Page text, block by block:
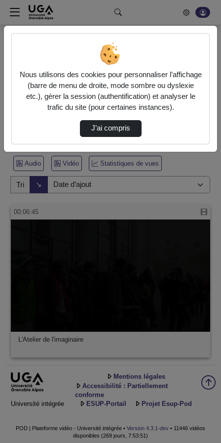
Rechercher un média sur POD
Bonjour, votre serveur vidéo a été mis à jour. Nous sommes
en train de finaliser son optimisation. L'encodage de vos
vidéos fonctionne (ne pas tenir compte du message d'erreur
actuel à la fin de votre encodage).
1 vidéo trouvée
Audio Vidéo Statistiques de vues
Tri ↘
Direction de tri
00:06:45
L'Atelier de l'imaginaire
Université intégrée
Mentions légales
Accessibilité : Partiellement
conforme
ESUP-Portail
Projet Esup-Pod
POD | Plateforme vidéo - Université intégrée • Version 4.3.1-dev • 11446 vidéos
disponibles (269 jours, 7:53:51)
Nous utilisons des cookies pour personnaliser l’affichage
(barre de menu de droite, mode sombre ou dyslexie
etc.), gérer la session (authentification) et analyser le
trafic du site (pour certaines instances).
J’ai compris